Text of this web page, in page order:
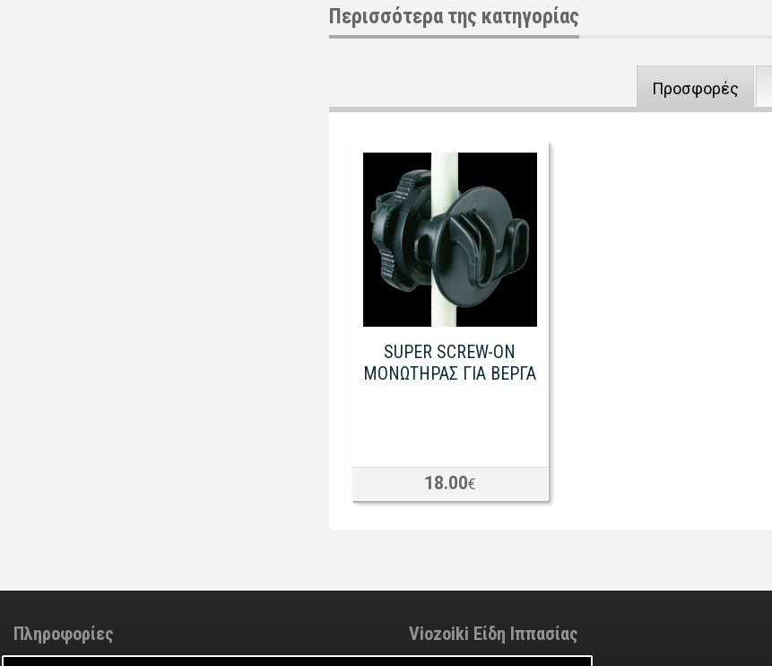
Περισσότερα της κατηγορίας
Προσφορές
SUPER SCREW-ON
ΜΟΝΩΤΗΡΑΣ ΓΙΑ ΒΕΡΓΑ
18.00€
Πληροφορίες
Adminstrator
Viozoiki Είδη Ιππασίας
moc
.
ikiozoiv
@
ofni